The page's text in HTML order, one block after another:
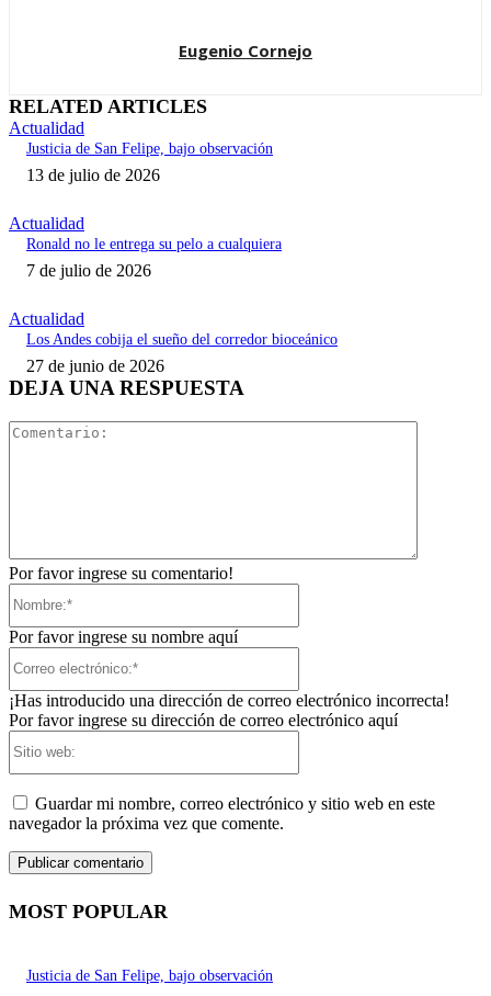
Eugenio Cornejo
RELATED ARTICLES
Actualidad
Justicia de San Felipe, bajo observación
13 de julio de 2026
Actualidad
Ronald no le entrega su pelo a cualquiera
7 de julio de 2026
Actualidad
Los Andes cobija el sueño del corredor bioceánico
27 de junio de 2026
DEJA UNA RESPUESTA
Por favor ingrese su comentario!
Por favor ingrese su nombre aquí
¡Has introducido una dirección de correo electrónico incorrecta!
Por favor ingrese su dirección de correo electrónico aquí
Guardar mi nombre, correo electrónico y sitio web en este
navegador la próxima vez que comente.
MOST POPULAR
Justicia de San Felipe, bajo observación